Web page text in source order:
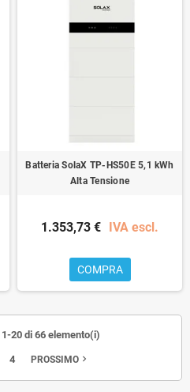
Batteria SolaX TP-HS50E 5,1 kWh
Alta Tensione
1.353,73 € IVA escl.
COMPRA
20 di 66 elemento(i)
4 PROSSIMOnavigate_next